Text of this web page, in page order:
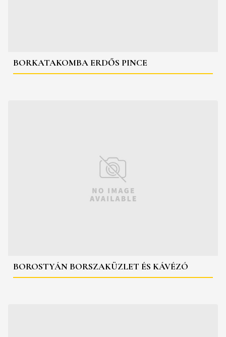
BORKATAKOMBA ERDŐS PINCE
BOROSTYÁN BORSZAKÜZLET ÉS KÁVÉZÓ